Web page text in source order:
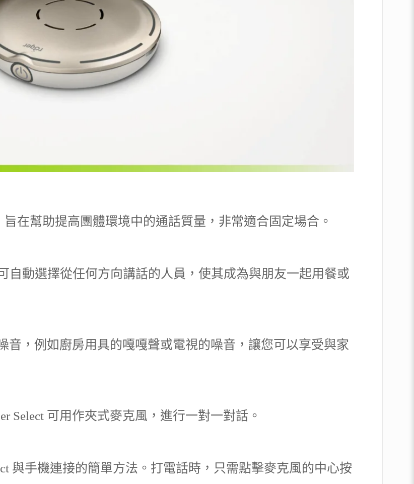
在幫助提高團體環境中的通話質量，非常適合固定場合。
自動選擇從任何方向講話的人員，使其成為與朋友一起用餐或
音，例如廚房用具的嘎嘎聲或電視的噪音，讓您可以享受與家
Select 可用作夾式麥克風，進行一對一對話。
與手機連接的簡單方法。打電話時，只需點擊麥克風的中心按